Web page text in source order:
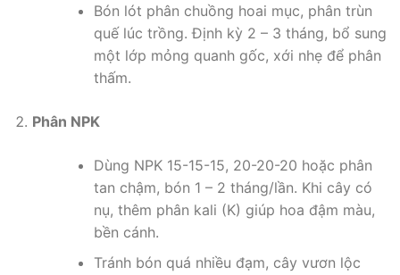
Bón lót phân chuồng hoai mục, phân trùn
quế lúc trồng. Định kỳ 2 – 3 tháng, bổ sung
một lớp mỏng quanh gốc, xới nhẹ để phân
thấm.
Phân NPK
Dùng NPK 15-15-15, 20-20-20 hoặc phân
tan chậm, bón 1 – 2 tháng/lần. Khi cây có
nụ, thêm phân kali (K) giúp hoa đậm màu,
bền cánh.
Tránh bón quá nhiều đạm, cây vươn lộc